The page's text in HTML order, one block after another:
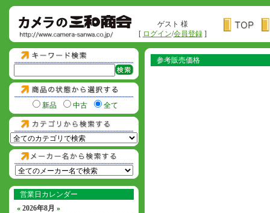
ゲスト 様
[ ログイン/会員登録]
新品 中古 全て
営業日カレンダー
« 2026年8月 »
参考販売価格